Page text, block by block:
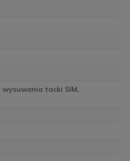
wysuwania tacki SIM,